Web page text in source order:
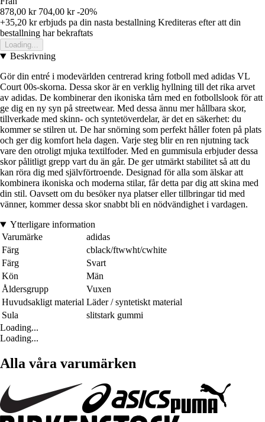
878,00 kr 704,00 kr -20%
+35,20 krerbjuds pa din nasta bestallning Krediteras efter att din
bestallning har bekraftats
Loading...
Beskrivning
Gör din entré i modevärlden centrerad kring fotboll med adidas VL
Court 00s-skorna. Dessa skor är en verklig hyllning till det rika arvet
av adidas. De kombinerar den ikoniska tårn med en fotbollslook för att
ge dig en ny syn på streetwear. Med dessa ännu mer hållbara skor,
tillverkade med skinn- och syntetöverdelar, är det en säkerhet: du
kommer se stilren ut. De har snörning som perfekt håller foten på plats
och ger dig komfort hela dagen. Varje steg blir en ren njutning tack
vare den otroligt mjuka textilfoder. Med en gummisula erbjuder dessa
skor pålitligt grepp vart du än går. De ger utmärkt stabilitet så att du
kan röra dig med självförtroende. Designad för alla som älskar att
kombinera ikoniska och moderna stilar, får detta par dig att skina med
din stil. Oavsett om du besöker nya platser eller tillbringar tid med
vänner, kommer dessa skor snabbt bli en nödvändighet i vardagen.
Ytterligare information
Varumärke
adidas
Färg
cblack/ftwwht/cwhite
Färg
Svart
Kön
Män
Åldersgrupp
Vuxen
Huvudsakligt material Läder / syntetiskt material
Sula
slitstark gummi
Loading...
Loading...
Alla våra varumärken